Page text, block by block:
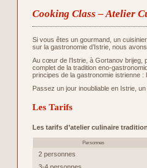
Cooking Class – Atelier
Si vous êtes un gourmand, un
sur la gastronomie d’Istrie, nous
Au cœur de l’Istrie, à Gortanov brijeg,
complet de la tradition eno-
principes de la gastronomie istrienne
Passez un jour inoubliable en Istrie,
Les Tarifs
Les tarifs d’atelier culinaire
Personnes
2 personnes